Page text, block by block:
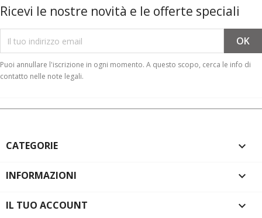
Ricevi le nostre novità e le offerte speciali
Puoi annullare l'iscrizione in ogni momento. A questo scopo, cerca le info di
contatto nelle note legali.
CATEGORIE 
INFORMAZIONI 
IL TUO ACCOUNT 